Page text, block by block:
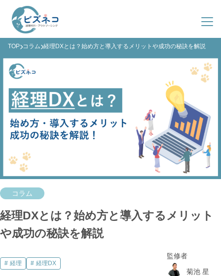
サービス紹介
ビズネコとは？
サービス一覧
導入までの流れ
導入事例
料金プラン
会社概要
(平日 9:00-19:00)
TOP コラム 経理DXとは？始め方と導入するメリットや成功の秘訣を解説
コラム
経理DXとは？始め方と導入するメリット
や成功の秘訣を解説
経理 経理DX
監修者
菊池 星